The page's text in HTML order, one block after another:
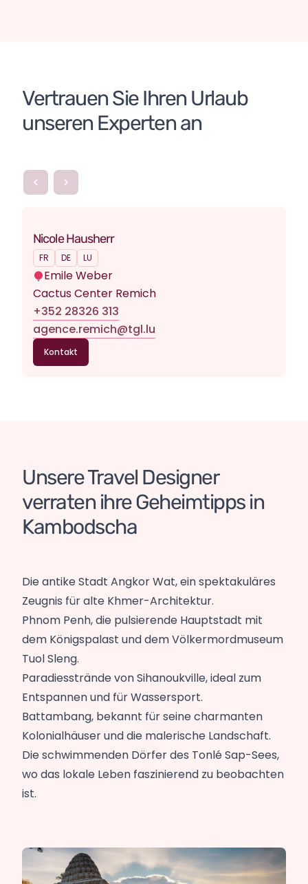
Vertrauen Sie Ihren Urlaub
unseren Experten an
Nicole Hausherr
FR DE LU
Emile Weber
Cactus Center Remich
+352 28326 313
agence.remich@tgl.lu
Kontakt
Unsere Travel Designer
verraten ihre Geheimtippsin
Kambodscha
Die antike Stadt Angkor Wat, ein spektakuläres
Zeugnis für alte Khmer-Architektur.
Phnom Penh, die pulsierende Hauptstadt mit
dem Königspalast und dem Völkermordmuseum
Tuol Sleng.
Paradiesstrände von Sihanoukville, ideal zum
Entspannen und für Wassersport.
Battambang, bekannt für seine charmanten
Kolonialhäuser und die malerische Landschaft.
Die schwimmenden Dörfer des Tonlé Sap-Sees,
wo das lokale Leben faszinierend zu beobachten
ist.